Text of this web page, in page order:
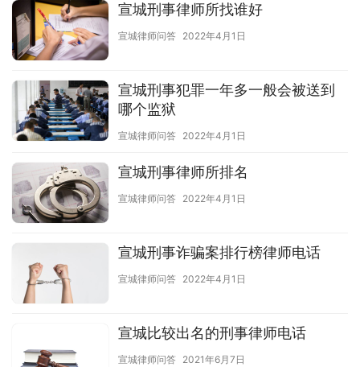
宣城刑事律师所找谁好
宣城律师问答 2022年4月1日
宣城刑事犯罪一年多一般会被送到
哪个监狱
宣城律师问答 2022年4月1日
宣城刑事律师所排名
宣城律师问答 2022年4月1日
宣城刑事诈骗案排行榜律师电话
宣城律师问答 2022年4月1日
宣城比较出名的刑事律师电话
宣城律师问答 2021年6月7日